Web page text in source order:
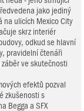
jako jediný
na ulicích Mexico City
skrz interiér
odkud se hlavní
pravidelní čtenáři
ve skutečnosti
efektů pozval
zkušenosti s
Begga a SFX